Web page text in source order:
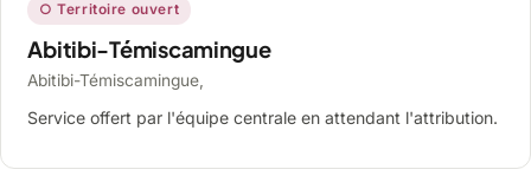
○ Territoire ouvert
Abitibi-Témiscamingue
Abitibi-Témiscamingue,
Service offert par l'équipe centrale en attendant l'attribution.